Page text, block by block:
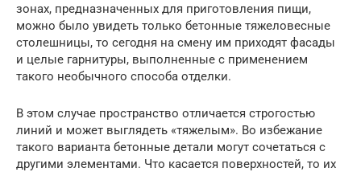
зонах, предназначенных для приготовления пищи,
можно было увидеть только бетонные тяжеловесные
столешницы, то сегодня на смену им приходят фасады
и целые гарнитуры, выполненные с применением
такого необычного способа отделки.
В этом случае пространство отличается строгостью
линий и может выглядеть «тяжелым». Во избежание
такого варианта бетонные детали могут сочетаться с
другими элементами. Что касается поверхностей, то их